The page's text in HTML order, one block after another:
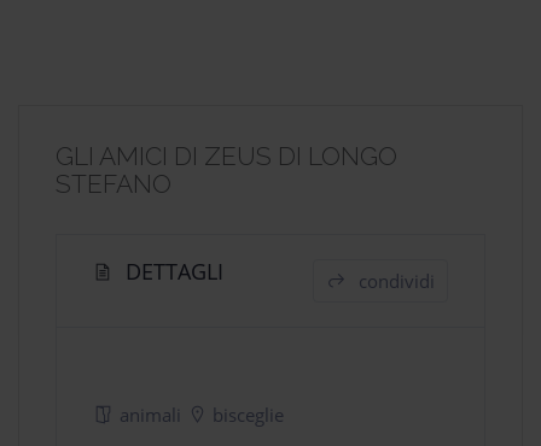
GLI AMICI DI ZEUS DI LONGO
STEFANO
DETTAGLI condividi
animali bisceglie